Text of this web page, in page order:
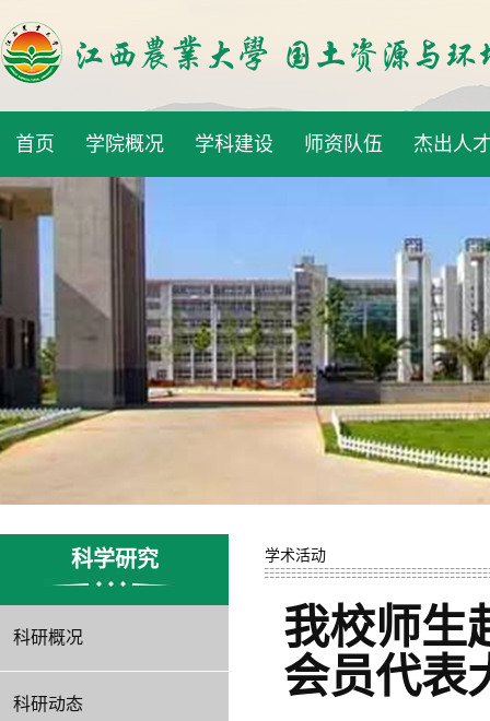
首页 学院概况 学科建设 师资队伍 杰出人
科学研究
科研概况
科研动态
学术活动
我校师生
会员代表